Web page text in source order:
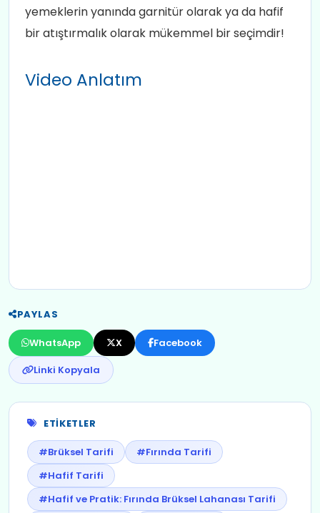
yemeklerin yanında garnitür olarak ya da hafif
bir atıştırmalık olarak mükemmel bir seçimdir!
Video Anlatım
PAYLAS
WhatsApp X
Facebook
Linki Kopyala
ETIKETLER
#Brüksel Tarifi
#Fırında Tarifi
#Hafif Tarifi
#Hafif ve Pratik: Fırında Brüksel Lahanası Tarifi